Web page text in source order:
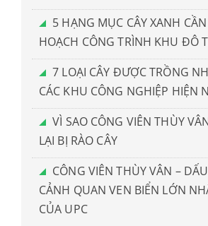
5 HẠNG MỤC CÂY XANH
HOẠCH CÔNG TRÌNH KHU ĐÔ
7 LOẠI CÂY ĐƯỢC TRỒNG
CÁC KHU CÔNG NGHIỆP HIỆN
VÌ SAO CÔNG VIÊN THÙY
LẠI BỊ RÀO CÂY
CÔNG VIÊN THÙY VÂN –
CẢNH QUAN VEN BIỂN LỚN
CỦA UPC